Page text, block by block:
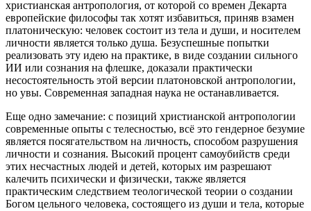
христианская антропология, от которой со времен Декарта
европейские философы так хотят избавиться, приняв взамен
платоническую: человек состоит из тела и души, и носителем
личности является только душа. Безуспешные попытки
реализовать эту идею на практике, в виде создании сильного
ИИ или сознания на флешке, доказали практически
несостоятельность этой версии платоновской антропологии,
но увы. Современная западная наука не останавливается.
Еще одно замечание: с позиций христианской антропологии
современные опыты с телесностью, всё это гендерное безумие
является посягательством на личность, способом разрушения
личности и сознания. Высокий процент самоубийств среди
этих несчастных людей и детей, которых им разрешают
калечить психически и физически, также является
практическим следствием теологической теории о создании
Богом цельного человека, состоящего из души и тела, которые